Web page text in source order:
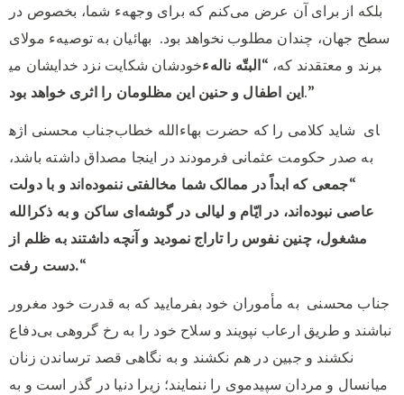
بلکه از برای آن عرض می‌کنم که برای وجههء شما، بخصوص در
سطح جهان، چندان مطلوب نخواهد بود. بهائیان به توصیهء مولای
خودشان شکایت نزد خدایشان می‎برند و معتقدند که، “البتّه نالهء
این اطفال و حنین این مظلومان را اثری خواهد بود.”
جناب محسنی اژه‎ای شاید کلامی را که حضرت بهاءالله خطاب
به صدر حکومت عثمانی فرمودند در اینجا مصداق داشته باشد،
“جمعی که ابداً در ممالک شما مخالفتی ننموده‌اند و با دولت
عاصی نبوده‌اند، در ایّام و لیالی در گوشه‌ای ساکن و به ذکرالله
مشغول، چنین نفوس را تاراج نمودید و آنچه داشتند به ظلم از
دست رفت.“
جناب محسنی به مأموران خود بفرمایید که به قدرت خود مغرور
نباشند و طریق ارعاب نپویند و سلاح خود را به رخ گروهی بی‌دفاع
نکشند و جبین در هم نکشند و به نگاهی قصد ترساندن زنان
میانسال و مردان سپیدموی را ننمایند؛ زیرا دنیا در گذر است و به